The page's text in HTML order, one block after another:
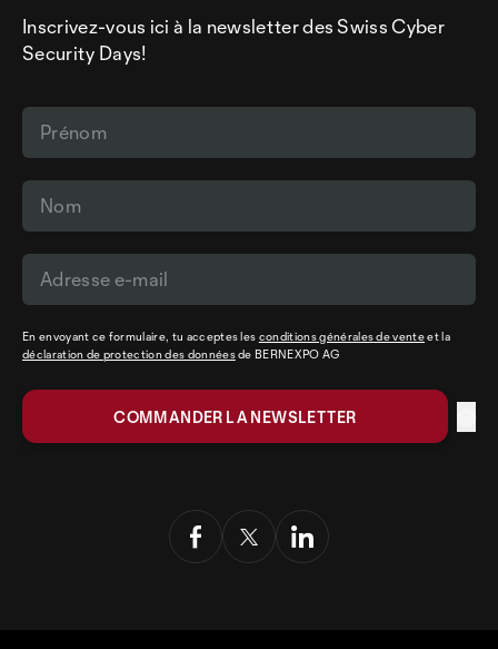
Inscrivez-vous ici à la newsletter des Swiss Cyber
Security Days!
En envoyant ce formulaire, tu acceptes les conditions générales de venteet la
déclaration de protection des donnéesde BERNEXPO AG